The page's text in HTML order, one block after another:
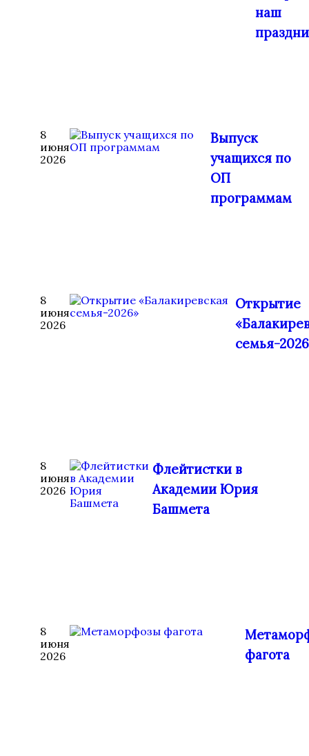
наш
8
июня
2026
Выпуск
учащихся по
ОП
программам
8
июня
2026
Открытие
семья-
8
июня
2026
Флейтистки в
Академии Юрия
Башмета
8
июня
2026
фагота